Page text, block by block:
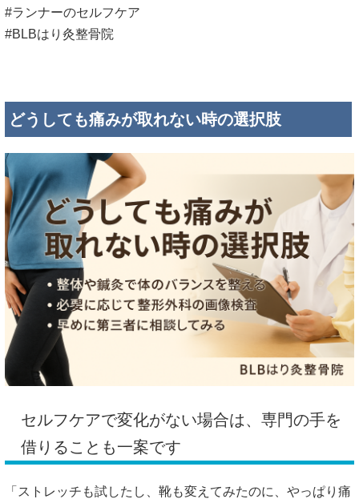
#ランナーのセルフケア
#BLBはり灸整骨院
どうしても痛みが取れない時の選択肢
セルフケアで変化がない場合は、専門の手を
借りることも一案です
「ストレッチも試したし、靴も変えてみたのに、やっぱり痛